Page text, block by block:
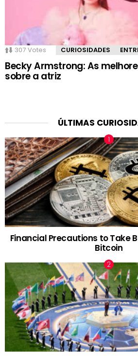
307 Votes CURIOSIDADES
Becky Armstrong: As
sobre a atriz
ÚLTIMAS
Financial Precautions to Take
Bitcoin